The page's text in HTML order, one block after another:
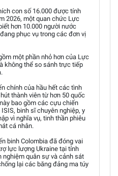
con số 16.000 được tính
2026, một quan chức Lực
hơn 10.000 người nước
phục vụ trong các đơn vị
một phần nhỏ hơn của Lực
không thể so sánh trực tiếp
chính của hầu hết các tình
thành viên từ hơn 50 quốc
bao gồm các cựu chiến
binh sĩ chuyên nghiệp, y
vì nghĩa vụ, tinh thần phiêu
cá nhân.
binh Colombia đã đóng vai
lực lượng Ukraine tại tỉnh
nghiệm quân sự và cảnh sát
lại các băng đảng ma túy